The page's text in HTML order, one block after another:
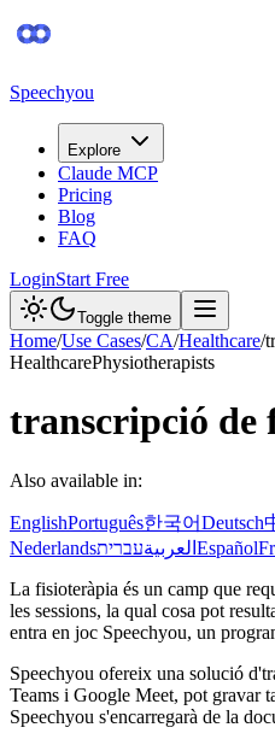
Speechyou
Explore
Claude MCP
Pricing
Blog
FAQ
LoginStart Free
Toggle theme
Home/Use Cases/CA/Healthcare/
HealthcarePhysiotherapists
transcripció de
Also available in:
EnglishPortuguês한국어Deutsch
Nederlands
العربيةעברית Español
La fisioteràpia és un camp que
les sessions, la qual cosa pot
entra en joc Speechyou, un
Speechyou ofereix una solució
Teams i Google Meet, pot gravar
Speechyou s'encarregarà de la